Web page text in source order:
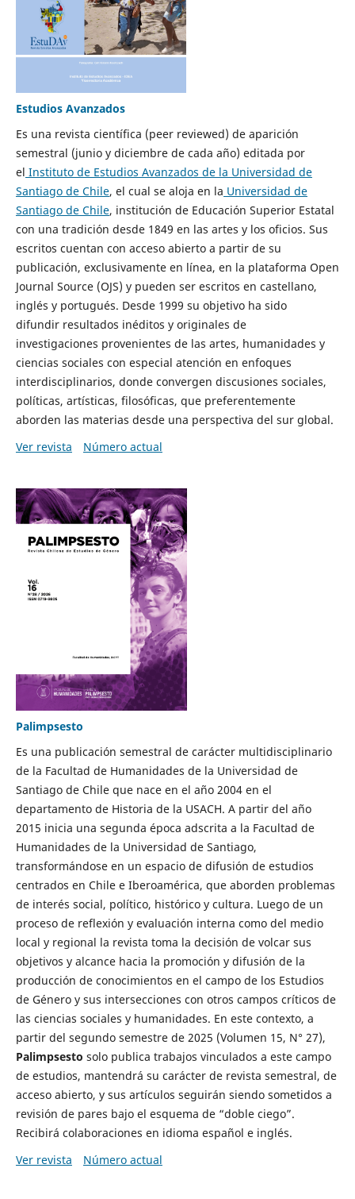
Estudios Avanzados
Es una revista científica (peer reviewed) de aparición
semestral (junio y diciembre de cada año) editada por
el Instituto de Estudios Avanzados de la Universidad de
Santiago de Chile, el cual se aloja en la Universidad de
Santiago de Chile, institución de Educación Superior Estatal
con una tradición desde 1849 en las artes y los oficios. Sus
escritos cuentan con acceso abierto a partir de su
publicación, exclusivamente en línea, en la plataforma Open
Journal Source (OJS) y pueden ser escritos en castellano,
inglés y portugués. Desde 1999 su objetivo ha sido
difundir resultados inéditos y originales de
investigaciones provenientes de las artes, humanidades y
ciencias sociales con especial atención en enfoques
interdisciplinarios, donde convergen discusiones sociales,
políticas, artísticas, filosóficas, que preferentemente
aborden las materias desde una perspectiva del sur global.
Ver revista
Número actual
Palimpsesto
Es una publicación semestral de carácter multidisciplinario
de la Facultad de Humanidades de la Universidad de
Santiago de Chile que nace en el año 2004 en el
departamento de Historia de la USACH. A partir del año
2015 inicia una segunda época adscrita a la Facultad de
Humanidades de la Universidad de Santiago,
transformándose en un espacio de difusión de estudios
centrados en Chile e Iberoamérica, que aborden problemas
de interés social, político, histórico y cultura. Luego de un
proceso de reflexión y evaluación interna como del medio
local y regional la revista toma la decisión de volcar sus
objetivos y alcance hacia la promoción y difusión de la
producción de conocimientos en el campo de los Estudios
de Género y sus intersecciones con otros campos críticos de
las ciencias sociales y humanidades. En este contexto, a
partir del segundo semestre de 2025 (Volumen 15, N° 27),
Palimpsesto solo publica trabajos vinculados a este campo
de estudios, mantendrá su carácter de revista semestral, de
acceso abierto, y sus artículos seguirán siendo sometidos a
revisión de pares bajo el esquema de “doble ciego”.
Recibirá colaboraciones en idioma español e inglés.
Ver revista
Número actual